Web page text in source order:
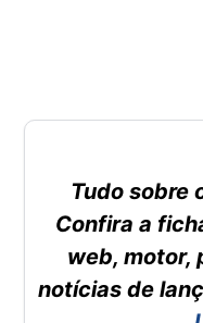
Tudo sobre
Confira a
web, motor,
notícias de